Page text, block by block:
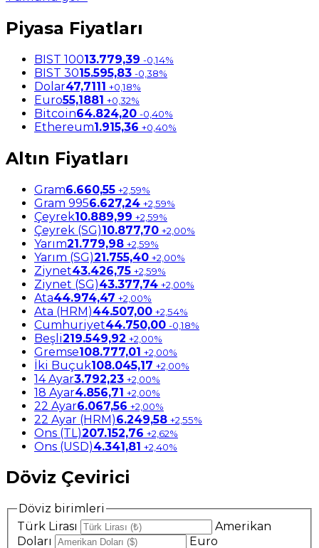
Piyasa Fiyatları
BIST 10013.779,39 -0,14%
BIST 3015.595,83 -0,38%
Dolar47,7111 +0,18%
Euro55,1881 +0,32%
Bitcoin64.824,20 -0,40%
Ethereum1.915,36 +0,40%
Altın Fiyatları
Gram6.660,55 +2,59%
Gram 9956.627,24 +2,59%
Çeyrek10.889,99 +2,59%
Çeyrek (SG)10.877,70 +2,00%
Yarım21.779,98 +2,59%
Yarım (SG)21.755,40 +2,00%
Ziynet43.426,75 +2,59%
Ziynet (SG)43.377,74 +2,00%
Ata44.974,47 +2,00%
Ata (HRM)44.507,00 +2,54%
Cumhuriyet44.750,00 -0,18%
Beşli219.549,92 +2,00%
Gremse108.777,01 +2,00%
İki Buçuk108.045,17 +2,00%
14 Ayar3.792,23 +2,00%
18 Ayar4.856,71 +2,00%
22 Ayar6.067,56 +2,00%
22 Ayar (HRM)6.249,58 +2,55%
Ons (TL)207.152,76 +2,62%
Ons (USD)4.341,81 +2,40%
Döviz Çevirici
Döviz birimleri
Türk Lirası
Amerikan
Doları
Euro